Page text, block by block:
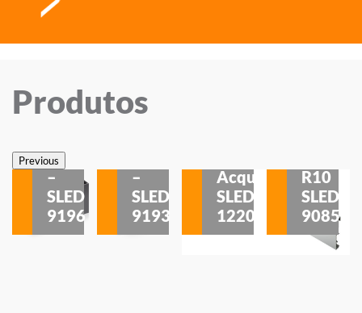
Produtos
PreviousSobrepor
–
SLED
9196
–
SLED
9193
Acqua
SLED
1220
R10
SLED
9085